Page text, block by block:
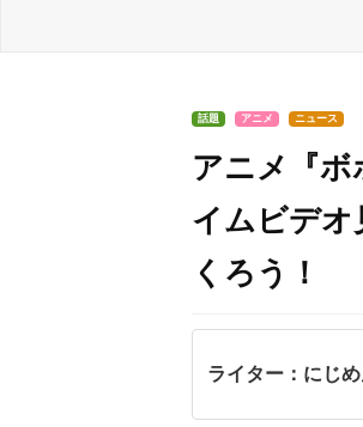
話題 アニメ ニュース
アニメ『ボ
イムビデオ
くろう！
ライター：にじ